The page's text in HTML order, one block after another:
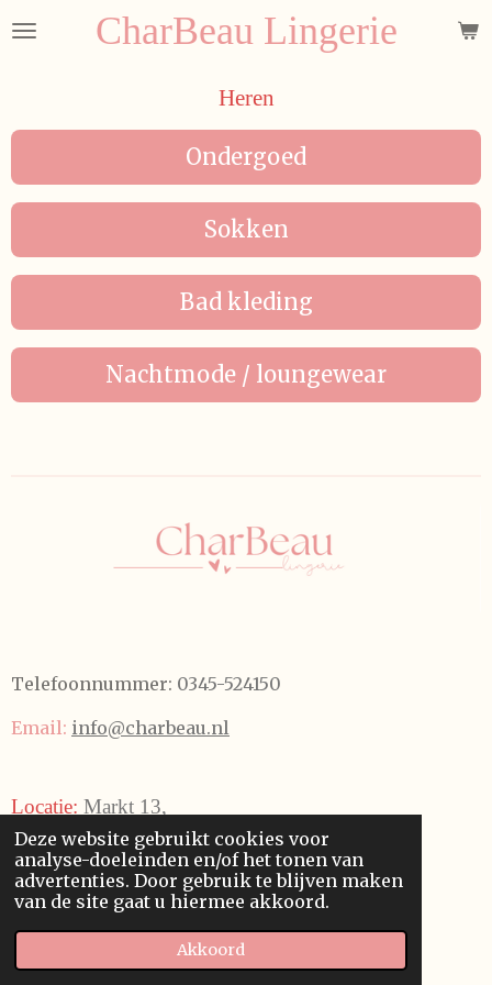
Deze website gebruikt cookies voor
analyse-doeleinden en/of het tonen van
advertenties. Door gebruik te blijven maken
van de site gaat u hiermee akkoord.
Akkoord
Ga
hoofdinhoud
CharBeau Lingerie
Heren
Ondergoed
Sokken
Bad kleding
Nachtmode / loungewear
Telefoonnummer: 0345-524150
Email: info@charbeau.nl
Locatie: Markt 13,
4101 BWCulemborg,Nederland
a
n
i